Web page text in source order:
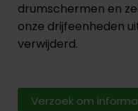
drumschermen en
onze drijfeenheden
verwijderd.
Verzoek om